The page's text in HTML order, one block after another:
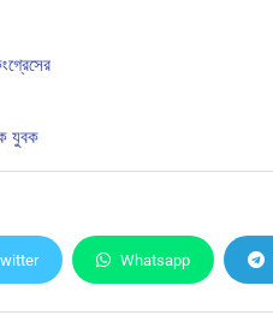
যুবক
Whatsapp